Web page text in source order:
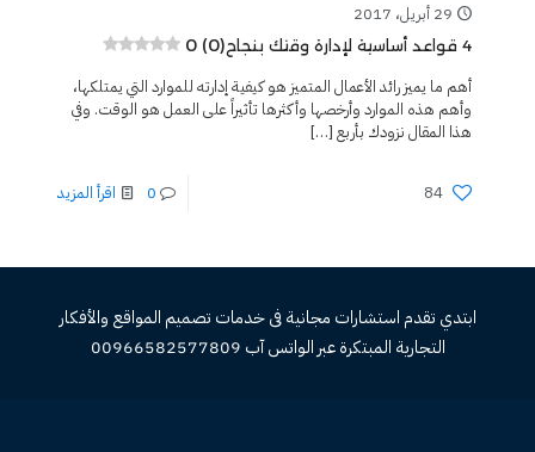
29 أبريل، 2017
4 قواعد أساسية لإدارة وقتك بنجاح 0 (0)
أهم ما يميز رائد الأعمال المتميز هو كيفية إدارته للموارد التي يمتلكها،
وأهم هذه الموارد وأرخصها وأكثرها تأثيراً على العمل هو الوقت. وفي
هذا المقال نزودك بأربع […]
84
0 اقرأ المزيد
ابتدي تقدم استشارات مجانية فى خدمات تصميم المواقع والأفكار
التجارية المبتكرة عبر الواتس آب 00966582577809